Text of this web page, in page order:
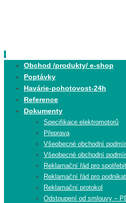
content
Obchod /produkty/ e-shop
Poptávky
Havárie-pohotovost-24h
Reference
Dokumenty
Specifikace elektromotorů
Přeprava
Všeobecné obchodní
Všeobecné obchodní
Reklamační řád pro
Reklamační řád pro
Reklamační protokol
Odstoupení od smlouvy –